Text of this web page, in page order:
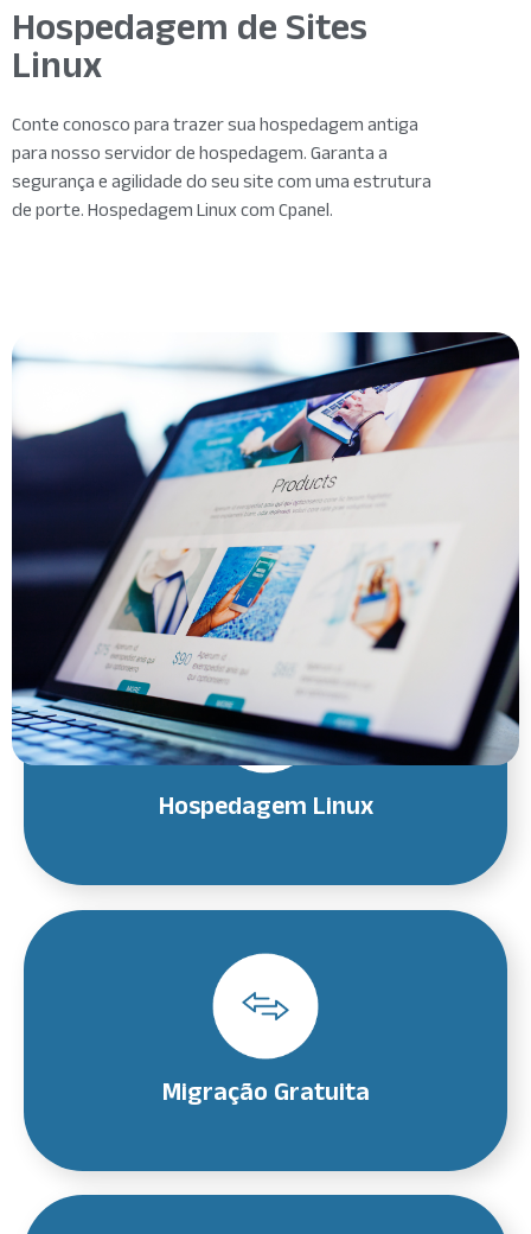
Hospedagem de Sites
Linux
Conte conosco para trazer sua hospedagem antiga
para nosso servidor de hospedagem. Garanta a
segurança e agilidade do seu site com uma estrutura
de porte. Hospedagem Linux com Cpanel.
Hospedagem Linux
Migração Gratuita